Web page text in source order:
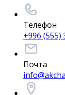
Телефон
+996 (555)
Почта